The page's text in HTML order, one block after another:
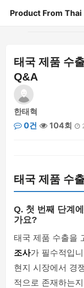
Product From Thai
게시판
태국 제품 수
Q&A
한태혁
0건
104회
태국 제품 수
Q. 첫 번째 단계
가요?
태국 제품 수출을
조사가 필수적입
현지 시장에서 경
적으로 존재하는